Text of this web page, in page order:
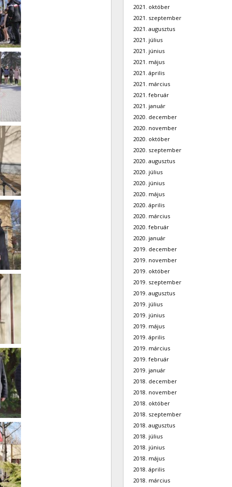
2021. október
2021. szeptember
2021. augusztus
2021. július
2021. június
2021. május
2021. április
2021. március
2021. február
2021. január
2020. december
2020. november
2020. október
2020. szeptember
2020. augusztus
2020. július
2020. június
2020. május
2020. április
2020. március
2020. február
2020. január
2019. december
2019. november
2019. október
2019. szeptember
2019. augusztus
2019. július
2019. június
2019. május
2019. április
2019. március
2019. február
2019. január
2018. december
2018. november
2018. október
2018. szeptember
2018. augusztus
2018. július
2018. június
2018. május
2018. április
2018. március